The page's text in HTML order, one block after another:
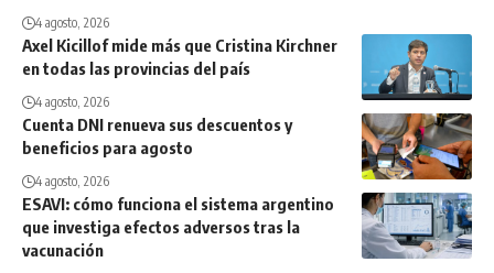
4 agosto, 2026
Axel Kicillof mide más que Cristina Kirchner
en todas las provincias del país
4 agosto, 2026
Cuenta DNI renueva sus descuentos y
beneficios para agosto
4 agosto, 2026
ESAVI: cómo funciona el sistema argentino
que investiga efectos adversos tras la
vacunación